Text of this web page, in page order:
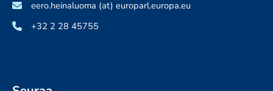
eero.heinaluoma (at) europarl.europa.eu
+32 2 28 45755